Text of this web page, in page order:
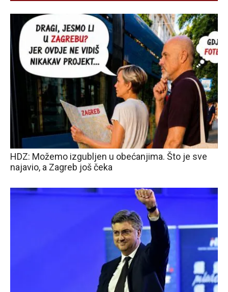
HDZ: Možemo izgubljen u obećanjima. Što je sve
najavio, a Zagreb još čeka